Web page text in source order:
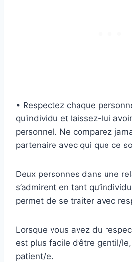
• Respectez chaque
qu’individu et laissez-lui
personnel. Ne comparez
partenaire avec qui que ce
Deux personnes dans une
s’admirent en tant
permet de se traiter avec
Lorsque vous avez du
est plus facile d’être gentil/
patient/e.